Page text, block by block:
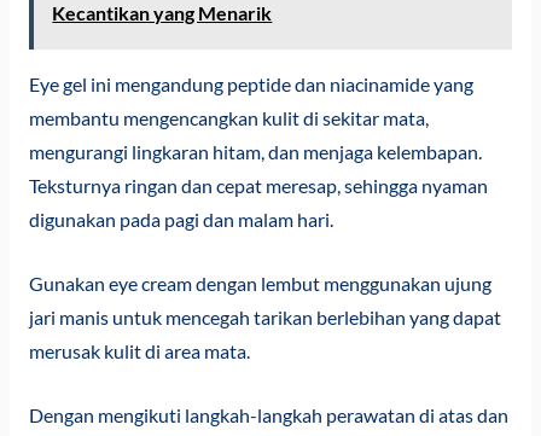
Kecantikan yang Menarik
Eye gel ini mengandung peptide dan niacinamide yang
membantu mengencangkan kulit di sekitar mata,
mengurangi lingkaran hitam, dan menjaga kelembapan.
Teksturnya ringan dan cepat meresap, sehingga nyaman
digunakan pada pagi dan malam hari.
Gunakan eye cream dengan lembut menggunakan ujung
jari manis untuk mencegah tarikan berlebihan yang dapat
merusak kulit di area mata.
Dengan mengikuti langkah-langkah perawatan di atas dan